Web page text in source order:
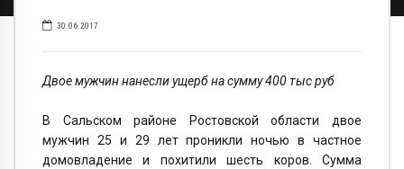
30.06.2017
Двое мужчин нанесли ущерб на сумму 400 тыс руб
В Сальском районе Ростовской области двое
мужчин 25 и 29 лет проникли ночью в частное
домовладение и похитили шесть коров. Сумма